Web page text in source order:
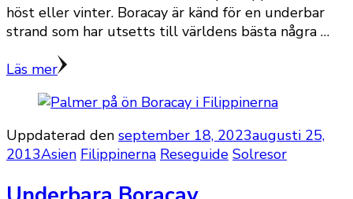
höst eller vinter. Boracay är känd för en underbar
strand som har utsetts till världens bästa några …
Läs mer
Uppdaterad den september 18, 2023augusti 25,
2013Asien Filippinerna Reseguide Solresor